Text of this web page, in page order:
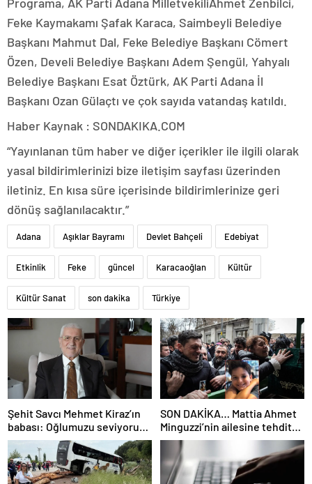
Feke Kaymakamı Şafak Karaca, Saimbeyli Belediye
Başkanı Mahmut Dal, Feke Belediye Başkanı Cömert
Özen, Develi Belediye Başkanı Adem Şengül, Yahyalı
Belediye Başkanı Esat Öztürk, AK Parti Adana İl
Başkanı Ozan Gülaçtı ve çok sayıda vatandaş katıldı.
Haber Kaynak : SONDAKIKA.COM
“Yayınlanan tüm haber ve diğer içerikler ile ilgili olarak
yasal bildirimlerinizi bize iletişim sayfası üzerinden
iletiniz. En kısa süre içerisinde bildirimlerinize geri
dönüş sağlanılacaktır.”
Adana Aşıklar Bayramı Devlet Bahçeli Edebiyat
Etkinlik Feke güncel Karacaoğlan Kültür
Kültür Sanat son dakika Türkiye
Şehit Savcı Mehmet Kiraz’ın
babası: Oğlumuzu seviyoruz
ama devletimizi oğlumuzdan
da çok seviyoruz
SON DAKİKA… Mattia Ahmet
Minguzzi’nin ailesine tehdit
davasında yeni gelişme: İşte
5 şüpheli hakkında istenen
ceza!